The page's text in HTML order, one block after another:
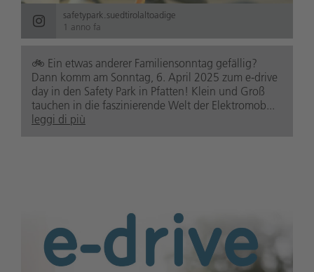
safetypark.suedtirolaltoadige
1 anno fa
🚲️ Ein etwas anderer Familiensonntag gefällig?
Dann komm am Sonntag, 6. April 2025 zum e-drive
day in den Safety Park in Pfatten! Klein und Groß
tauchen in die faszinierende Welt der Elektromob...
leggi di più